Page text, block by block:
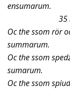
35
Oc the ssom rör
summarum.
Oc the ssom
Oc the ssom